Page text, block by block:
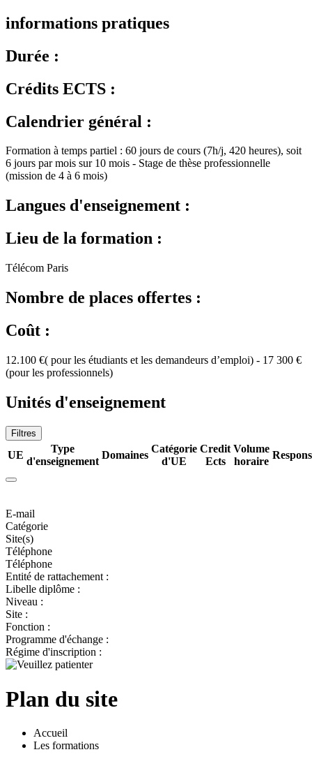
informations pratiques
Durée :
Crédits ECTS :
Calendrier général :
Formation à temps partiel : 60 jours de cours (7h/j, 420 heures), soit
6 jours par mois sur 10 mois - Stage de thèse professionnelle
(mission de 4 à 6 mois)
Langues d'enseignement :
Lieu de la formation :
Télécom Paris
Nombre de places offertes :
Coût :
12.100 €( pour les étudiants et les demandeurs d’emploi) - 17 300 €
(pour les professionnels)
Unités d'enseignement
Filtres
UE
Type
d'enseignement
Domaines
Catégorie
d'UE
Credit
Ects
Volume
horaire
E-mail
Catégorie
Site(s)
Téléphone
Téléphone
Entité de rattachement :
Libelle diplôme :
Niveau :
Site :
Fonction :
Programme d'échange :
Régime d'inscription :
Plan du site
Accueil
Les formations